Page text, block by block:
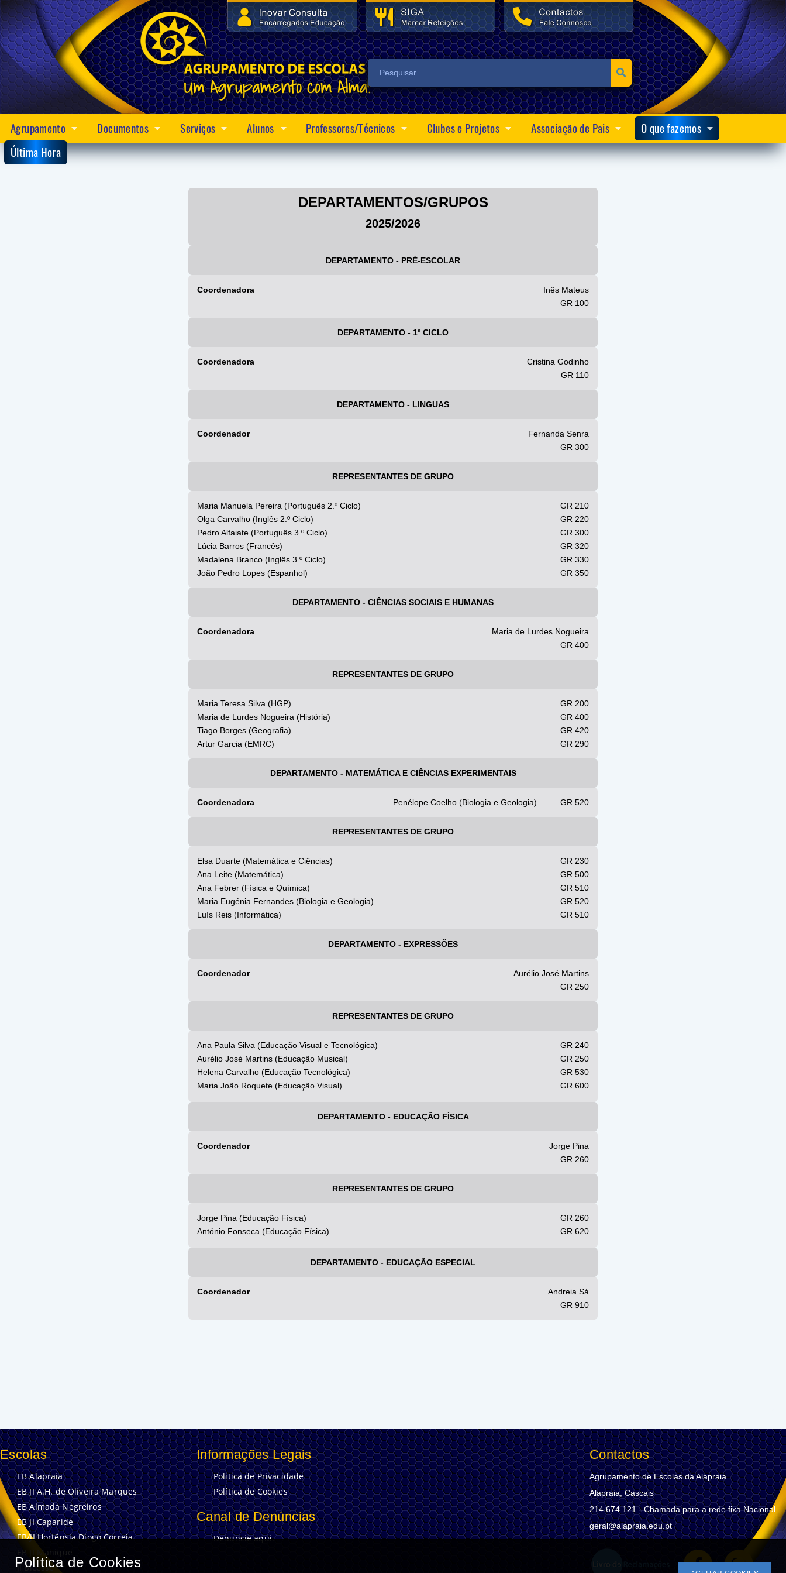
Agrupamento Documentos Serviços Alunos Professores/Técnicos Clubes e Projetos Associação de Pais
O que fazemos
Última Hora
DEPARTAMENTOS/GRUPOS
2025/2026
DEPARTAMENTO - PRÉ-ESCOLAR
Coordenadora
Inês Mateus
GR 100
DEPARTAMENTO - 1º CICLO
Coordenadora
Cristina Godinho
GR 110
DEPARTAMENTO - LINGUAS
Coordenador
Fernanda Senra
GR 300
REPRESENTANTES DE GRUPO
Maria Manuela Pereira (Português 2.º Ciclo)
Olga Carvalho (Inglês 2.º Ciclo)
Pedro Alfaiate (Português 3.º Ciclo)
Lúcia Barros (Francês)
Madalena Branco (Inglês 3.º Ciclo)
João Pedro Lopes (Espanhol)
GR 210
GR 220
GR 300
GR 320
GR 330
GR 350
DEPARTAMENTO - CIÊNCIAS SOCIAIS E HUMANAS
Coordenadora
Maria de Lurdes Nogueira
GR 400
REPRESENTANTES DE GRUPO
Maria Teresa Silva (HGP)
Maria de Lurdes Nogueira (História)
Tiago Borges (Geografia)
Artur Garcia (EMRC)
GR 200
GR 400
GR 420
GR 290
DEPARTAMENTO - MATEMÁTICA E CIÊNCIAS EXPERIMENTAIS
Coordenadora Penélope Coelho (Biologia e Geologia) GR 520
REPRESENTANTES DE GRUPO
Elsa Duarte (Matemática e Ciências)
Ana Leite (Matemática)
Ana Febrer (Física e Química)
Maria Eugénia Fernandes (Biologia e Geologia)
Luís Reis (Informática)
GR 230
GR 500
GR 510
GR 520
GR 510
DEPARTAMENTO - EXPRESSÕES
Coordenador
Aurélio José Martins
GR 250
REPRESENTANTES DE GRUPO
Ana Paula Silva (Educação Visual e Tecnológica)
Aurélio José Martins (Educação Musical)
Helena Carvalho (Educação Tecnológica)
Maria João Roquete (Educação Visual)
GR 240
GR 250
GR 530
GR 600
DEPARTAMENTO - EDUCAÇÃO FÍSICA
Coordenador
Jorge Pina
GR 260
REPRESENTANTES DE GRUPO
Jorge Pina (Educação Física)
António Fonseca (Educação Física)
GR 260
GR 620
DEPARTAMENTO - EDUCAÇÃO ESPECIAL
Coordenador
Andreia Sá
GR 910
Escolas
EB Alapraia
EB JI A.H. de Oliveira Marques
EB Almada Negreiros
EB JI Caparide
EB/JI Hortênsia Diogo Correia
EB JI Manique
JI Bicesse
Informações Legais
Politica de Privacidade
Política de Cookies
Canal de Denúncias
Denuncie aqui.
Contactos
Agrupamento de Escolas da Alapraia
Alapraia, Cascais
214 674 121 - Chamada para a rede fixa Nacional
geral@alapraia.edu.pt
Política de Cookies